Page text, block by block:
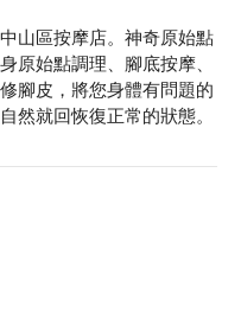
山區按摩店。神奇原始點
原始點調理、腳底按摩、
腳皮，將您身體有問題的
然就回恢復正常的狀態。
台 4.8 星好評
養生館，靠著日積月累的
養生館價格、神奇原始點